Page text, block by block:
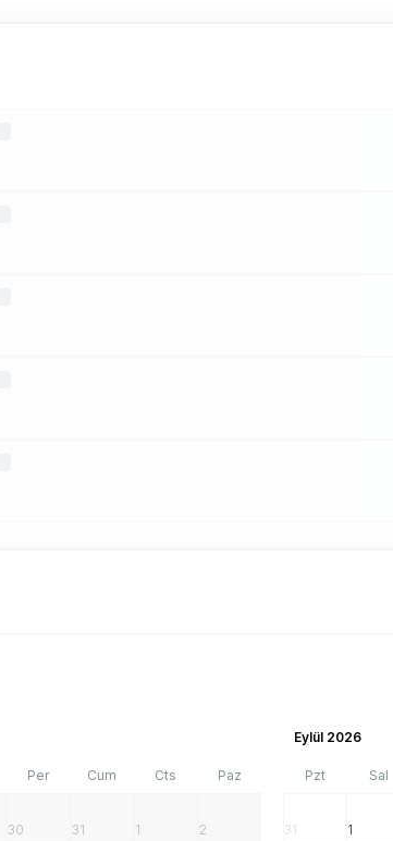
Per Cum Cts Paz
30 31 1 2
Eylül 2026
Pzt Sal
31 1